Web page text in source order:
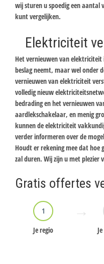
wij sturen u spoedig een aantal
kunt vergelijken.
Elektriciteit
Het vernieuwen van elektriciteit
beslag neemt, maar wel onder
vernieuwen van elektriciteit
volledig nieuw
bedrading en het vernieuwen
aardlekschakelaar, en menig
kunnen de elektriciteit
verder informeren over de
Houdt er rekening mee dat hoe
zal duren. Wij zijn u met plezier
Gratis offertes
1
Je regio